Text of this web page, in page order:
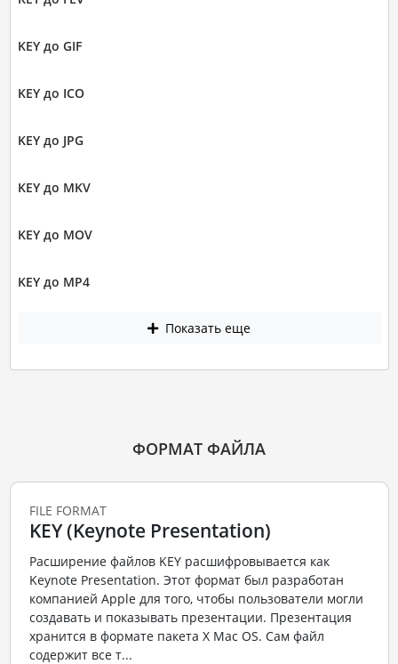
KEY до GIF
KEY до ICO
KEY до JPG
KEY до MKV
KEY до MOV
KEY до MP4
Показать еще
ФОРМАТ ФАЙЛА
FILE FORMAT
KEY (Keynote Presentation)
Расширение файлов KEY расшифровывается как
Keynote Presentation. Этот формат был разработан
компанией Apple для того, чтобы пользователи могли
создавать и показывать презентации. Презентация
хранится в формате пакета X Mac OS. Сам файл
содержит все т...